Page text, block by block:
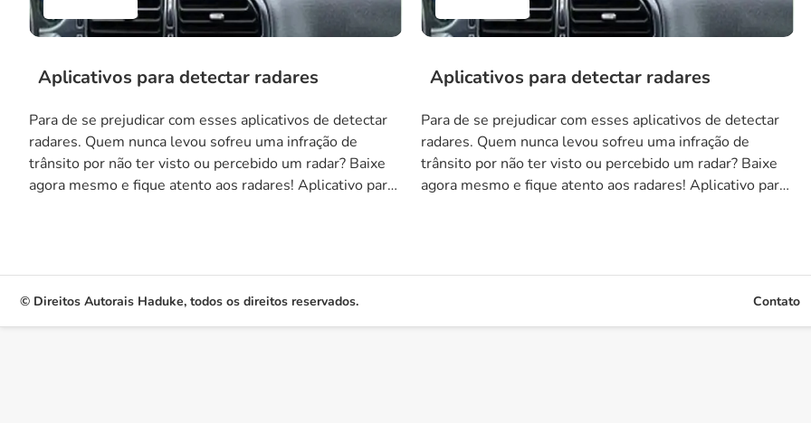
Aplicativos para detectar radares
Para de se prejudicar com esses aplicativos de detectar
radares. Quem nunca levou sofreu uma infração de
trânsito por não ter visto ou percebido um radar? Baixe
agora mesmo e fique atento aos radares! Aplicativo para
Aplicativos para detectar radares
Para de se prejudicar com esses aplicativos de detectar
radares. Quem nunca levou sofreu uma infração de
trânsito por não ter visto ou percebido um radar? Baixe
agora mesmo e fique atento aos radares! Aplicativo para
© Direitos Autorais Haduke, todos os direitos reservados. Contato